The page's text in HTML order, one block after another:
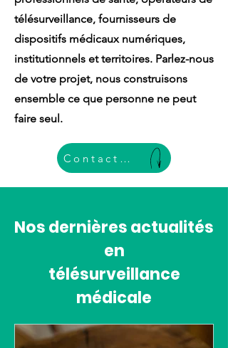
télésurveillance, fournisseurs de
dispositifs médicaux numériques,
institutionnels et territoires. Parlez-nous
de votre projet, nous construisons
ensemble ce que personne ne peut
faire seul.
Contactez-nous ci-
Nos dernières actualités
en
télésurveillance
médicale